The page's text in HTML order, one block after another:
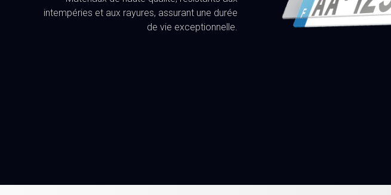
intempéries et aux rayures, assurant une durée
de vie exceptionnelle.